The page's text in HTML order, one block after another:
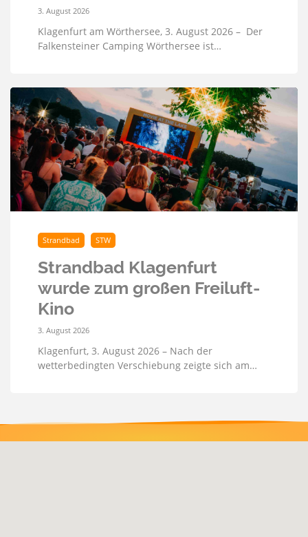
3. August 2026
Klagenfurt am Wörthersee, 3. August 2026 – Der
Falkensteiner Camping Wörthersee ist…
Strandbad STW
Strandbad Klagenfurt
wurde zum großen Freiluft-
Kino
3. August 2026
Klagenfurt, 3. August 2026 – Nach der
wetterbedingten Verschiebung zeigte sich am…